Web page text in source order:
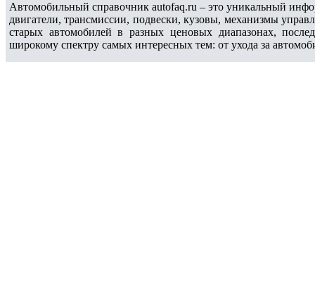
Автомобильный справочник autofaq.ru – это уникальный
двигатели, трансмиссии, подвески, кузовы, механизмы
старых автомобилей в разных ценовых диапазонах,
широкому спектру самых интересных тем: от ухода за